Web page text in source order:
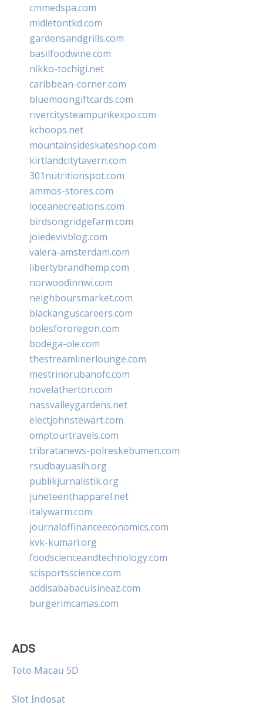
cmmedspa.com
midletontkd.com
gardensandgrills.com
basilfoodwine.com
nikko-tochigi.net
caribbean-corner.com
bluemoongiftcards.com
rivercitysteampunkexpo.com
kchoops.net
mountainsideskateshop.com
kirtlandcitytavern.com
301nutritionspot.com
ammos-stores.com
loceanecreations.com
birdsongridgefarm.com
joiedevivblog.com
valera-amsterdam.com
libertybrandhemp.com
norwoodinnwi.com
neighboursmarket.com
blackanguscareers.com
bolesfororegon.com
bodega-ole.com
thestreamlinerlounge.com
mestrinorubanofc.com
novelatherton.com
nassvalleygardens.net
electjohnstewart.com
omptourtravels.com
tribratanews-polreskebumen.com
rsudbayuasih.org
publikjurnalistik.org
juneteenthapparel.net
italywarm.com
journaloffinanceeconomics.com
kvk-kumari.org
foodscienceandtechnology.com
scisportsscience.com
addisababacuisineaz.com
burgerimcamas.com
ADS
Toto Macau 5D
Slot Indosat